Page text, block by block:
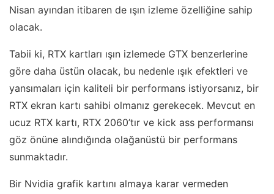
Nisan ayından itibaren de ışın izleme özelliğine sahip
olacak.
Tabii ki, RTX kartları ışın izlemede GTX benzerlerine
göre daha üstün olacak, bu nedenle ışık efektleri ve
yansımaları için kaliteli bir performans istiyorsanız, bir
RTX ekran kartı sahibi olmanız gerekecek. Mevcut en
ucuz RTX kartı, RTX 2060’tır ve kick ass performansı
göz önüne alındığında olağanüstü bir performans
sunmaktadır.
Bir Nvidia grafik kartını almaya karar vermeden